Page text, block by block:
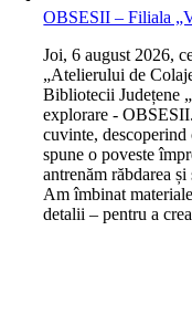
OBSESII – Filiala
Joi, 6 august 2026,
„Atelierului de
Bibliotecii Județene
explorare -
cuvinte, descoperind
spune o poveste
antrenăm răbdarea
Am îmbinat
detalii – pentru a